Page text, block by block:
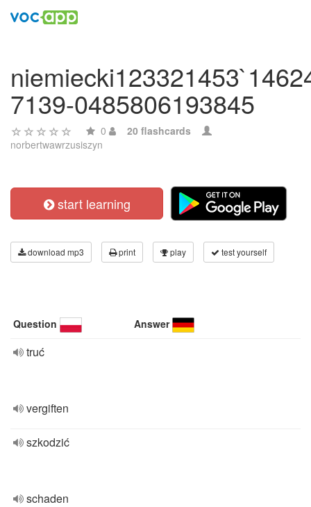
7139-0485806193845
0
20 flashcards
norbertwawrzusiszyn
start learning
download mp3 print play test yourself
Question Answer
truć
vergiften
szkodzić
schaden